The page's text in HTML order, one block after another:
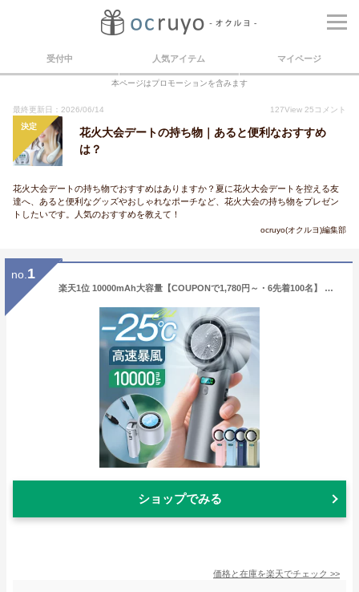
受付中 人気アイテム マイページ
本ページはプロモーションを含みます
最終更新日：2026/06/14 127View 25 コメント
決定
花火大会デートの持ち物｜あると便利なおすすめ
は？
花火大会デートの持ち物でおすすめはありますか？夏に花火大会デートを控える友
達へ、あると便利なグッズやおしゃれなポーチなど、花火大会の持ち物をプレゼン
トしたいです。人気のおすすめを教えて！
ocruyo(オクルヨ)編集部
no. 1
楽天1位 10000mAh大容量【COUPONで1,780円～・6先着100名】 ハンディファン 冷却 ハンディ扇風機 冷却プレート -25℃冷却 100段階風量 高速暴風 600,000台累計販売 首掛け 扇風機 携帯扇風機 手持ち扇風機 ハンディ ファン 卓上扇風機 24時間持続 ミニ扇風機 ネッククーラー
ショップでみる
価格と在庫を楽天でチェック >>